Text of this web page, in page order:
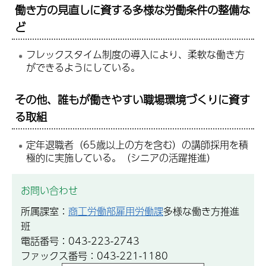
働き方の見直しに資する多様な労働条件の整備な
ど
フレックスタイム制度の導入により、柔軟な働き方
ができるようにしている。
その他、誰もが働きやすい職場環境づくりに資す
る取組
定年退職者（65歳以上の方を含む）の講師採用を積
極的に実施している。（シニアの活躍推進）
お問い合わせ
所属課室： 商工労働部雇用労働課多様な働き方推進
班
電話番号：043-223-2743
ファックス番号：043-221-1180